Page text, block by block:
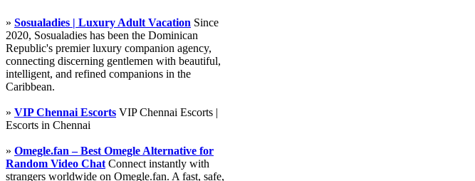
» Sosualadies | Luxury Adult Vacation Since
2020, Sosualadies has been the Dominican
Republic's premier luxury companion agency,
connecting discerning gentlemen with beautiful,
intelligent, and refined companions in the
Caribbean.
» VIP Chennai Escorts VIP Chennai Escorts |
Escorts in Chennai
» Omegle.fan – Best Omegle Alternative for
Random Video Chat Connect instantly with
strangers worldwide on Omegle.fan. A fast, safe,